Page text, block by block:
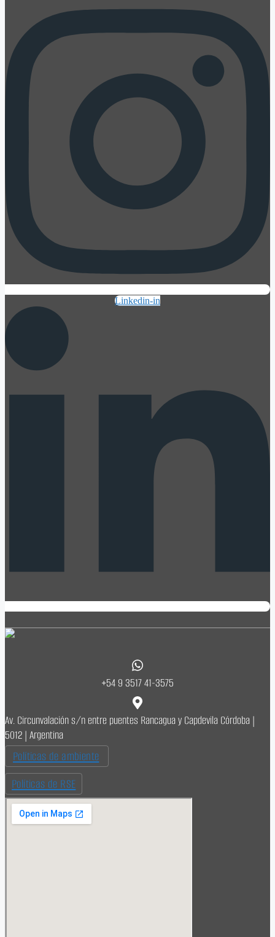
Linkedin-in
+54 9 3517 41-3575
Av. Circunvalación s/n entre puentes Rancagua y Capdevila Córdoba |
5012 | Argentina
Políticas de ambiente
Políticas de RSE